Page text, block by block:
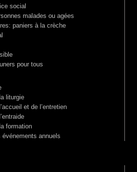
social
malades ou agées
paniers à la crèche
pour tous
liturgie
et de l’entretien
formation
annuels